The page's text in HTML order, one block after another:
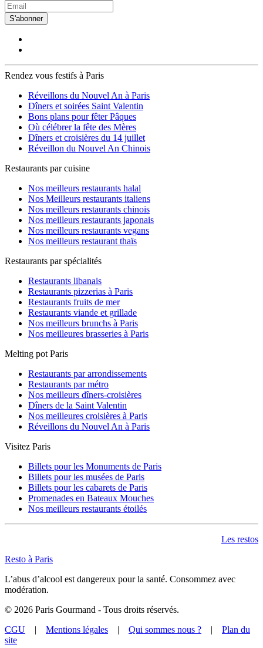
S'abonner
Rendez vous festifs à Paris
Réveillons du Nouvel An à Paris
Dîners et soirées Saint Valentin
Bons plans pour fêter Pâques
Où célébrer la fête des Mères
Dîners et croisières du 14 juillet
Réveillon du Nouvel An Chinois
Restaurants par cuisine
Nos meilleurs restaurants halal
Nos Meilleurs restaurants italiens
Nos meilleurs restaurants chinois
Nos meilleurs restaurants japonais
Nos meilleurs restaurants vegans
Nos meilleurs restaurant thaïs
Restaurants par spécialités
Restaurants libanais
Restaurants pizzerias à Paris
Restaurants fruits de mer
Restaurants viande et grillade
Nos meilleurs brunchs à Paris
Nos meilleures brasseries à Paris
Melting pot Paris
Restaurants par arrondissements
Restaurants par métro
Nos meilleurs dîners-croisières
Dîners de la Saint Valentin
Nos meilleures croisières à Paris
Réveillons du Nouvel An à Paris
Visitez Paris
Billets pour les Monuments de Paris
Billets pour les musées de Paris
Billets pour les cabarets de Paris
Promenades en Bateaux Mouches
Nos meilleurs restaurants étoilés
Les restos
Resto à Paris
L’abus d’alcool est dangereux pour la santé. Consommez avec
modération.
© 2026 Paris Gourmand - Tous droits réservés.
CGU | Mentions légales | Qui sommes nous ? | Plan du
site